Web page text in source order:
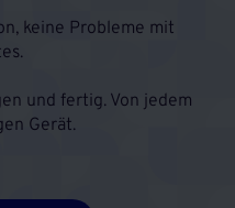
keine Probleme mit
und fertig. Von jedem
Gerät.